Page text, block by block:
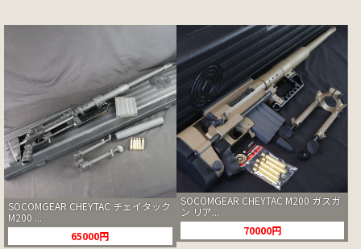
SOCOMGEAR CHEYTAC チェイタック
M200 ...
65000円
SOCOMGEAR CHEYTAC M200 ガスガ
ン リア...
70000円